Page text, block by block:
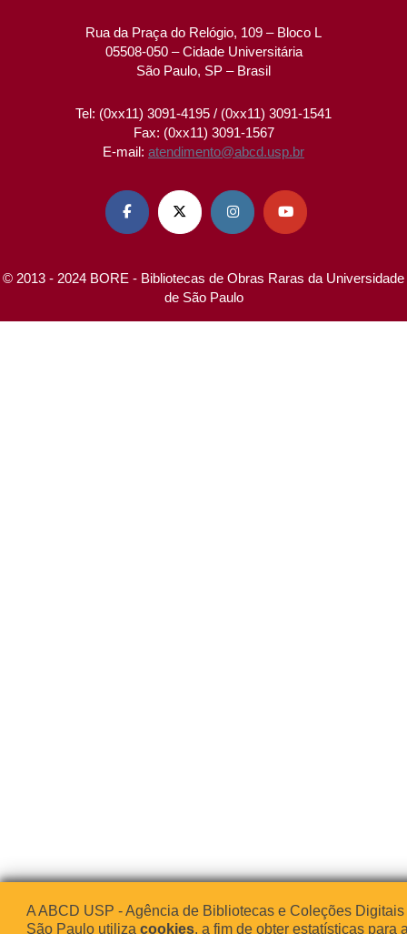
Rua da Praça do Relógio, 109 – Bloco L
05508-050 – Cidade Universitária
São Paulo, SP – Brasil
Tel: (0xx11) 3091-4195 / (0xx11) 3091-1541
Fax: (0xx11) 3091-1567
E-mail: atendimento@abcd.usp.br
   
© 2013 - 2024 BORE - Bibliotecas de Obras Raras da Universidade
de São Paulo
A ABCD USP - Agência de Bibliotecas e Coleções
São Paulo utiliza cookies, a fim de obter estatísticas para